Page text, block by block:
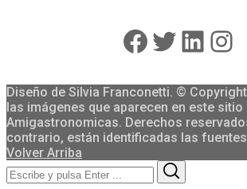
Facebook
Twitter
Diseño de Silvia Franconetti. ©
las imágenes que aparecen en este sitio
Amigastronomicas. Derechos
contrario, están identificadas las
Volver Arriba
Search
for: